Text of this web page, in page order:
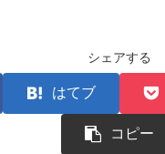
シェアする
はてブ
コピー